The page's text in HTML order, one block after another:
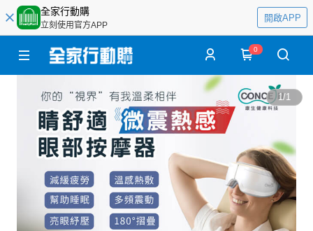
全家行動購
立刻使用官方APP
開啟APP
0
1/1